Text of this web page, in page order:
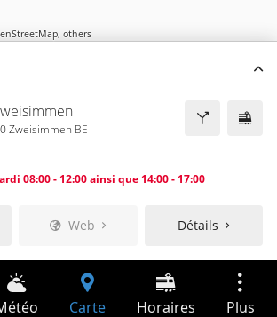
, others
Zweisimmen BE
08:00 - 12:00 ainsi que 14:00 - 17:00
Web Détails
Carte Horaires Plus